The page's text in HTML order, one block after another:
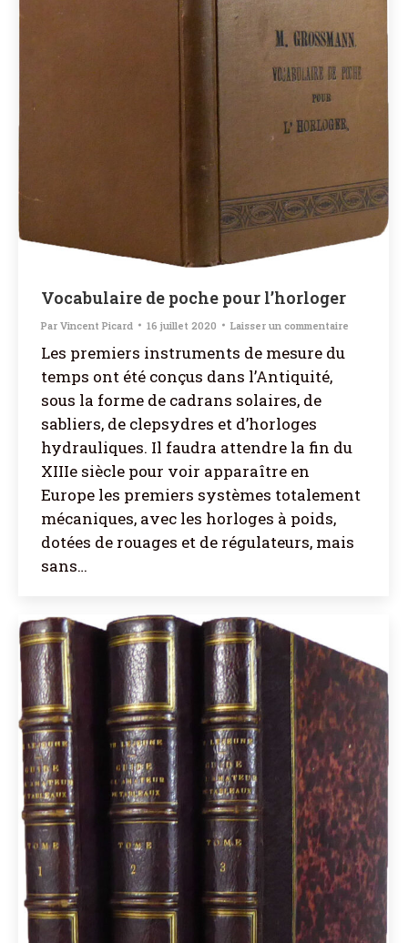
Vocabulaire de poche pour l’horloger
Par Vincent Picard 16 juillet 2020 Laisser un commentaire
Les premiers instruments de mesure du
temps ont été conçus dans l’Antiquité,
sous la forme de cadrans solaires, de
sabliers, de clepsydres et d’horloges
hydrauliques. Il faudra attendre la fin du
XIIIe siècle pour voir apparaître en
Europe les premiers systèmes totalement
mécaniques, avec les horloges à poids,
dotées de rouages et de régulateurs, mais
sans…